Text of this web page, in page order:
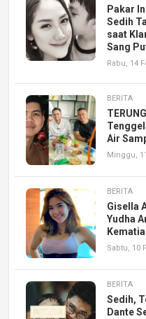
Pakar
Sedih
saat
Sang
Rabu, 14
BERITA
Air
Minggu,
BERITA
Gisella
Yudha
Sabtu, 10
BERITA
Sedih,
Dante